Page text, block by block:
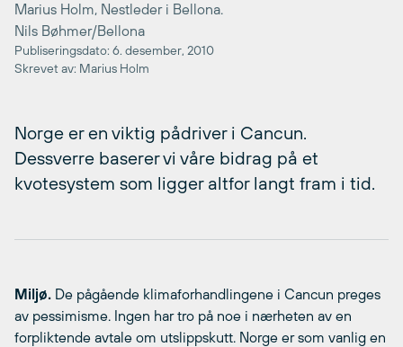
Marius Holm, Nestleder i Bellona.
Nils Bøhmer/Bellona
Publiseringsdato: 6. desember, 2010
Skrevet av: Marius Holm
Norge er en viktig pådriver i Cancun.
Dessverre baserer vi våre bidrag på et
kvotesystem som ligger altfor langt fram i tid.
Miljø. De pågående klimaforhandlingene i Cancun preges
av pessimisme. Ingen har tro på noe i nærheten av en
forpliktende avtale om utslippskutt. Norge er som vanlig en